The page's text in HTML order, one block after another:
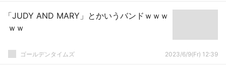
「JUDY AND MARY」とかいうバンドｗｗｗ
ｗｗ
ゴールデンタイムズ 2023/6/9(Fr) 12:39